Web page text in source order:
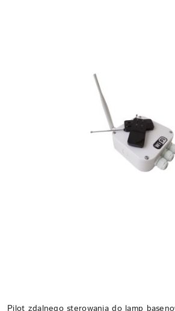
Pilot zdalnego sterowania do lamp